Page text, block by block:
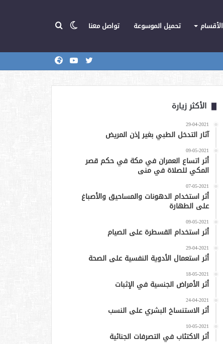
الأقسام تحميل الموسوعة تواصل معنا الوضع
يوتيوب تويتر
الأكثر زيارة
29-04-2021
آثار التدخل الطبي بغير إذن المريض
09-05-2021
أثر اتساع العمران في مكة في حكم قصر
المكي للصلاة في منى
07-05-2021
أثر استخدام الدهونات والمساحيق والأصباغ
على الطهارة
09-05-2021
أثر استخدام القسطرة على الصيام
29-04-2021
أثر استعمال الأدوية النفسية على الصحة
18-05-2021
أثر الأمراض الجنسية في الإثبات
24-04-2021
أثر الاستنساخ البشري على النسب
10-05-2021
أثر الاكتئاب في التصرفات الجنائية